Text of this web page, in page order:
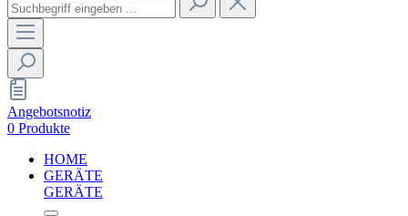
Angebotsnotiz
0 Produkte
HOME
GERÄTE
GERÄTE